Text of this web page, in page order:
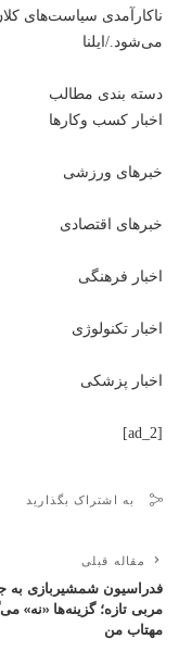
ناکارآمدی سیاست‌های
می‌شود./ایلنا
دسته بندی مطالب
اخبار کسب وکارها
خبرهای ورزشی
خبرهای اقتصادی
اخبار فرهنگی
اخبار تکنولوژی
اخبار پزشکی
[ad_2]
به اشتراک بگذارید
مقاله قبلی
فدراسیون شمشیربازی به
مربی تازه؛ گزینه‌ها «نه»
مهتاب من